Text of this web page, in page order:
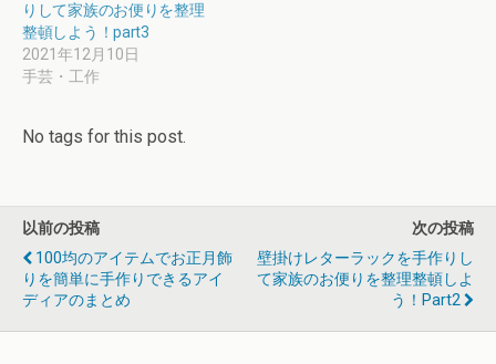
りして家族のお便りを整理
整頓しよう！part3
2021年12月10日
手芸・工作
No tags for this post.
以前の投稿
100均のアイテムでお正月飾
りを簡単に手作りできるアイ
ディアのまとめ
次の投稿
壁掛けレターラックを手作りし
て家族のお便りを整理整頓しよ
う！part2